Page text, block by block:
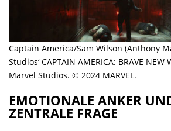
Captain America/Sam Wilson (Anthony
Studios‘ CAPTAIN AMERICA: BRAVE
Marvel Studios. © 2024 MARVEL.
EMOTIONALE ANKER
ZENTRALE FRAGE